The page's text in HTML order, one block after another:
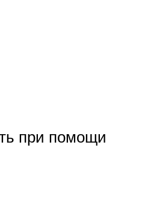
при помощи